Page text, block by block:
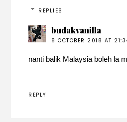
REPLIES
budakvanilla
8 OCTOBER 2018 AT
nanti balik Malaysia boleh la
REPLY